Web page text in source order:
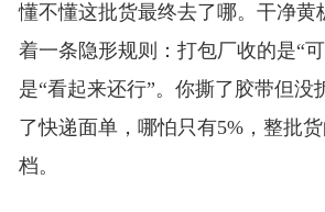
懂不懂这批货最终去了哪。干净黄
着一条隐形规则：打包厂收的是“
是“看起来还行”。你撕了胶带但没
了快递面单，哪怕只有5%，整批
档。